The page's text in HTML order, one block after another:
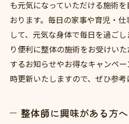
も元気になっていただける施術
おります。毎日の家事や育児・
して、元気な身体で毎日を過ご
り便利に整体の施術をお受けい
するお知らせやお得なキャンペ
時更新いたしますので、ぜひ参考
整体師に興味がある方